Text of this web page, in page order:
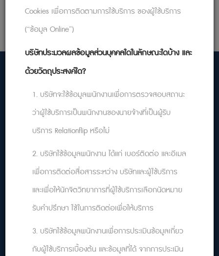
หน้าแรก
เกี่ยวกับเรา
คำถามที่พบบ่อย
นโยบายความเป็นส่วนตัว
บทความน่ารู้
ติดต่อเรา
เงื่อนไขบริการ
Cookies เพื่อการติดตามการใช้บริการ ของผู้ใช้บริการ
(“ข้อมูล Online”)
บริษัทประมวลผลข้อมูลส่วนบุคคลใดในลักษณะใดบ้าง และ
ด้วยวัตถุประสงค์ใด?
1. บริษัทจะใช้ข้อมูลพนักงานเพื่อการตรวจสอบสถานะ
ว่าผู้ใช้บริการเป็นพนักงานของนายจ้างที่เป็นผู้รับ
บริการ Relationflip หรือไม่
2. บริษัทใช้ข้อมูลพนักงาน ได้แก่ เบอร์ติดต่อ และอีเมล
เพื่อการติดต่อสื่อสารระหว่าง บริษัทและผู้ใช้บริการ
และเพื่อให้นักจิตวิทยาการที่ผู้ใช้บริการเลือกนัดหมาย
รับคำปรึกษา ใช้ในการติดต่อเพื่อให้บริการ
3. บริษัทใช้ข้อมูลพนักงานเพื่อการประเมินข้อมูลเกี่ยว
กับผู้ใช้บริการเบื้องต้น และข้อมูลที่ได้ จากการประเมิน